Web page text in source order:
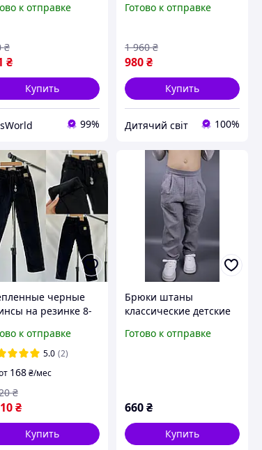
синие на
Half Elastic 122
к отправке
₴
₴
Купить
99%
мальчику подростку,
черные брюки
джинсовые для детей
Готово к отправке
980₴
1 960 ₴
Купить
Дитячий світ 100%
черные
на резинке 8-
подростка
тёплые
удобные
на флисе
к отправке
5.0 (2)
168 ₴/мес
₴
₴
Купить
Брюки штаны
классические детские
мальчика в школу
Готово к отправке
660₴
Купить